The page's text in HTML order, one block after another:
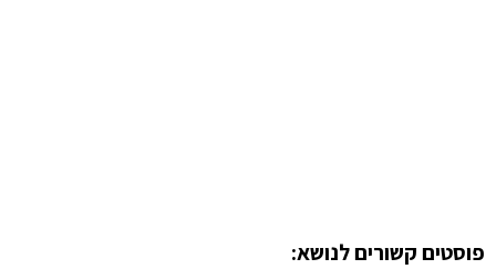
פוסטים קשורים לנושא: